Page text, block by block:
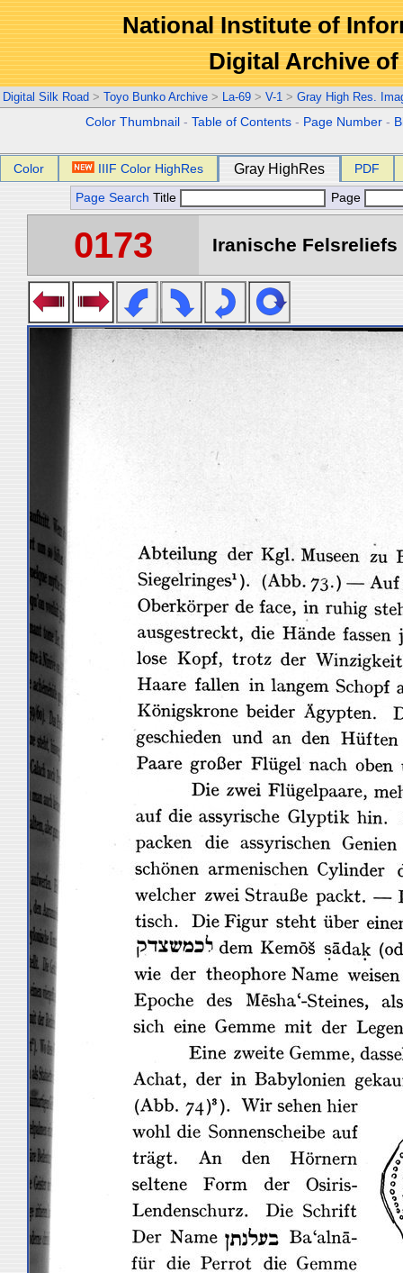
National Institute of
Digital Archive
Digital Silk Road > Toyo Bunko Archive > La-69 > V-1 > Gray High Res.
Color Thumbnail -Table of Contents - Page Number -
Color IIIF Color HighRes Gray HighRes PDF
Page Search Title Page
0173 Iranische Felsreliefs